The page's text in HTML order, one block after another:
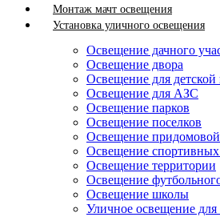
Монтаж мачт освещения
Установка уличного освещения
Освещение дачного
Освещение двора
Освещение для
Освещение для АЗС
Освещение парков
Освещение поселков
Освещение
Освещение
Освещение территории
Освещение
Освещение школы
Уличное освещение для